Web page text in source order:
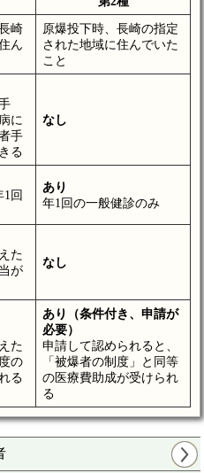
崎
ん
原爆投下時、長崎の指定
された地域に住んでいた
こと
に
手
る
なし
1回
あり
年1回の一般健診のみ
た
が
なし
た
の
る
あり（条件付き、申請が
必要）
申請して認められると、
「被爆者の制度」と同等
の医療費助成が受けられ
る